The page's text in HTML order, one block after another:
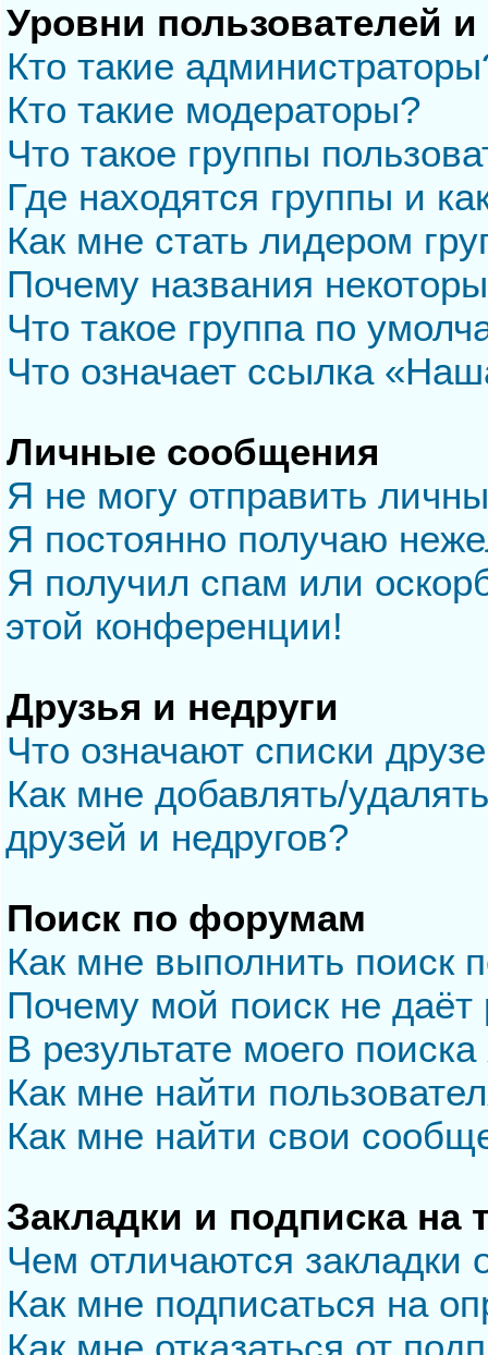
Уровни пользователей
Кто такие
Кто такие модераторы?
Что такое группы
Где находятся группы и
Как мне стать лидером
Почему названия
Что такое группа по
Что означает ссылка
Личные сообщения
Я не могу отправить
Я постоянно получаю
Я получил спам или
этой конференции!
Друзья и недруги
Что означают списки
Как мне добавлять/
друзей и недругов?
Поиск по форумам
Как мне выполнить
Почему мой поиск не даёт
В результате моего
Как мне найти
Как мне найти свои
Закладки и подписка на
Чем отличаются закладки
Как мне подписаться на